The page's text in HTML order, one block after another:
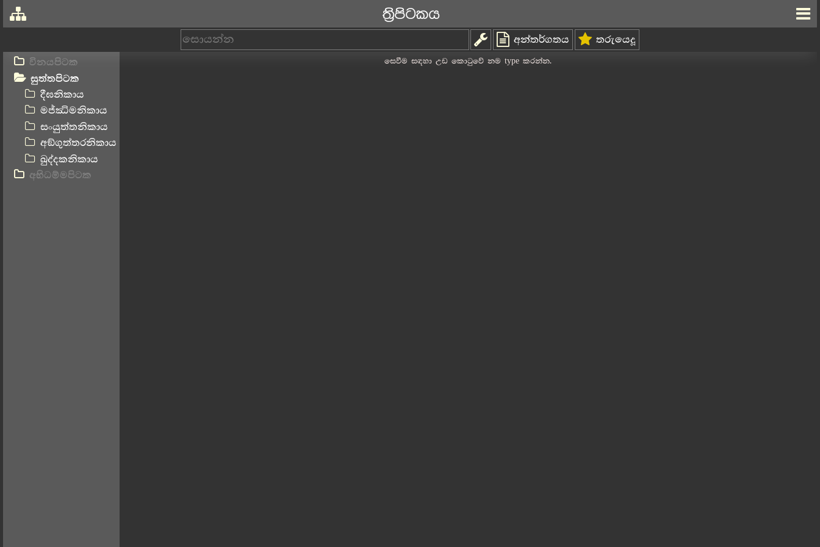
ත්‍රිපිටකය
අන්තර්ගතය තරුයෙදූ
විනයපිටක
සුත්තපිටක
දීඝනිකාය
මජ්ඣිමනිකාය
සංයුත්තනිකාය
අඞ්ගුත්තරනිකාය
ඛුද්දකනිකාය
අභිධම්මපිටක
සෙවීම සඳහා උඩ කොටුවේ නම type කරන්න.